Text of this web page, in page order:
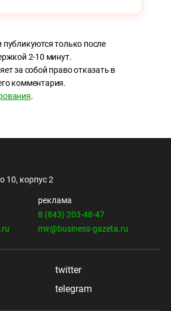
только после
2-10 минут.
за собой право отказать в
комментария.
.
10, корпус 2
реклама
8 (843) 203-48-47
mir@business-gazeta.ru
twitter
telegram